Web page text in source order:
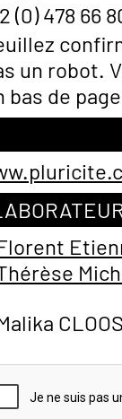
(0) 478 66
un robot.
bas de